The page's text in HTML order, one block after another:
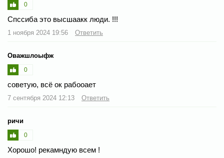
0
Спссиба это высшаакк люди. !!!
1 ноября 2024 19:56 Ответить
Оважшлоыфж
0
советую, всё ок рабооает
7 сентября 2024 12:13 Ответить
ричи
0
Хорошо! рекамндую всем !